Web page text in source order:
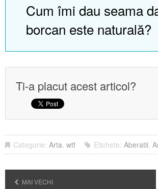
Cum îmi dau seama
borcan este naturală?
Ti-a placut acest articol?
Categorie: Arta, wtf Etichete: Aberatii,
MAI VECHI